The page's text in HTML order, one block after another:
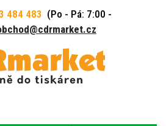
484 483 (Po - Pá: 7:00 -